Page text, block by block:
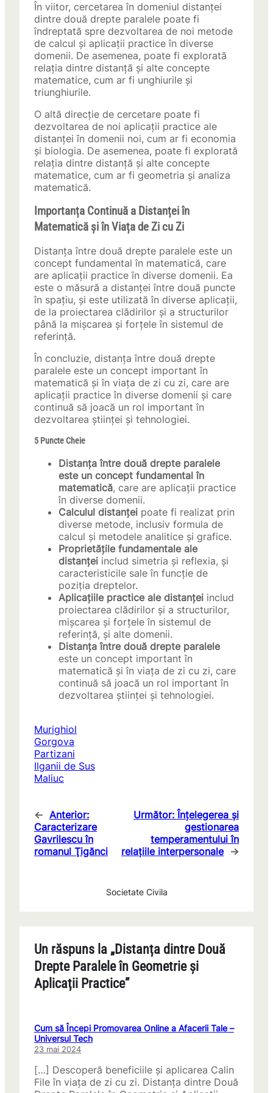
În viitor, cercetarea în domeniul distanței
dintre două drepte paralele poate fi
îndreptată spre dezvoltarea de noi metode
de calcul și aplicații practice în diverse
domenii. De asemenea, poate fi explorată
relația dintre distanță și alte concepte
matematice, cum ar fi unghiurile și
triunghiurile.
O altă direcție de cercetare poate fi
dezvoltarea de noi aplicații practice ale
distanței în domenii noi, cum ar fi economia
și biologia. De asemenea, poate fi explorată
relația dintre distanță și alte concepte
matematice, cum ar fi geometria și analiza
matematică.
Importanța Continuă a Distanței în
Matematică și în Viața de Zi cu Zi
Distanța între două drepte paralele este un
concept fundamental în matematică, care
are aplicații practice în diverse domenii. Ea
este o măsură a distanței între două puncte
în spațiu, și este utilizată în diverse aplicații,
de la proiectarea clădirilor și a structurilor
până la mișcarea și forțele în sistemul de
referință.
În concluzie, distanța între două drepte
paralele este un concept important în
matematică și în viața de zi cu zi, care are
aplicații practice în diverse domenii și care
continuă să joacă un rol important în
dezvoltarea științei și tehnologiei.
5 Puncte Cheie
Distanța între două drepte paralele
este un concept fundamental în
matematică, care are aplicații practice
în diverse domenii.
Calculul distanței poate fi realizat prin
diverse metode, inclusiv formula de
calcul și metodele analitice și grafice.
Proprietățile fundamentale ale
distanței includ simetria și reflexia, și
caracteristicile sale în funcție de
poziția dreptelor.
Aplicațiile practice ale distanței includ
proiectarea clădirilor și a structurilor,
mișcarea și forțele în sistemul de
referință, și alte domenii.
Distanța între două drepte paralele
este un concept important în
matematică și în viața de zi cu zi, care
continuă să joacă un rol important în
dezvoltarea științei și tehnologiei.
Murighiol
Gorgova
Partizani
Ilganii de Sus
Maliuc
← Anterior:
Caracterizare
Gavrilescu în
romanul Ţigănci
Următor: Înțelegerea și
gestionarea
temperamentului în
relațiile interpersonale →
Societate Civila
Un răspuns la „Distanța dintre Două
Drepte Paralele în Geometrie și
Aplicații Practice”
Cum să Începi Promovarea Online a Afacerii Tale –
Universul Tech
23 mai 2024
[…] Descoperă beneficiile și aplicarea Calin
File în viața de zi cu zi. Distanța dintre Două